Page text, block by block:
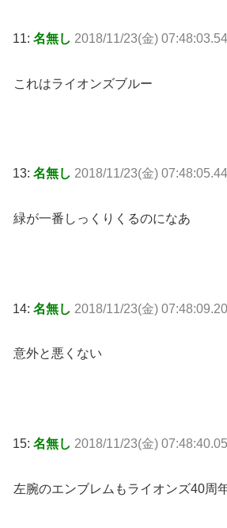
11: 名無し 2018/11/23(金)
これはライオンズブルー
13: 名無し 2018/11/23(金)
緑が一番しっくりくるのになあ
14: 名無し 2018/11/23(金)
意外と悪くない
15: 名無し 2018/11/23(金)
左腕のエンブレムもライオンズ40周